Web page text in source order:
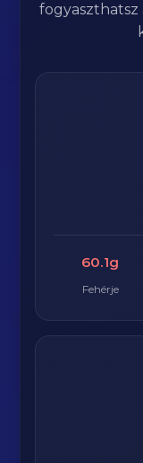
fogyaszthatsz
60.1g
Fehérje